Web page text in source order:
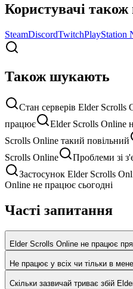
Користувачі також
SteamDiscordTwitchPlayStation
Також шукають
Стан серверів Elder Scrolls
працює
Elder Scrolls Online
Scrolls Online такий повільний
Scrolls Online
Проблеми зі
Застосунок Elder Scrolls
Online не працює сьогодні
Часті запитання
Elder Scrolls Online не працює
Не працює у всіх чи тільки в
Скільки зазвичай триває збій